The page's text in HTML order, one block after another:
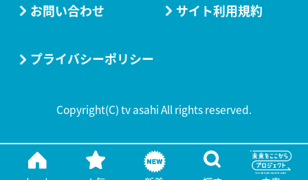
お問い合わせ サイト利用規約
プライバシーポリシー
Copyright(C) tv asahi All rights reserved.